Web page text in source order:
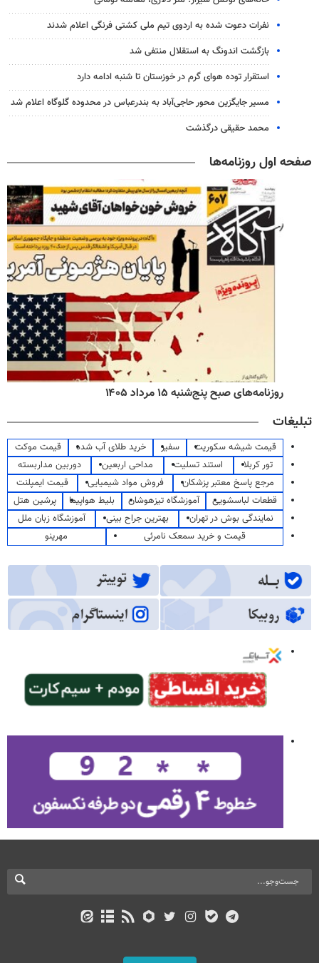
نفرات دعوت شده به اردوی تیم ملی کشتی فرنگی اعلام شدند
بازگشت اندونگ به استقلال منتفی شد
استقرار توده هوای گرم در خوزستان تا شنبه ادامه دارد
مسیر جایگزین محور حاجی‌آباد به بندرعباس در محدوده گلوگاه اعلام شد
محمد حقیقی درگذشت
صفحه اول روزنامه‌ها
روزنامه‌های صبح پنج‌شنبه ۱۵ مرداد ۱۴۰۵
تبلیغات
قیمت شیشه سکوریت سفیر خرید طلای آب شده
قیمت موکت
تور کربلا
استند تسلیت مداحی اربعین
دوربین مداربسته
مرجع پاسخ معتبر پزشکان
فروش مواد شیمیایی
قیمت ایمپلنت
قطعات لباسشویی
آموزشگاه تیزهوشان بلیط هواپیما
پرشین هتل
نمایندگی بوش در تهران
بهترین جراح بینی
آموزشگاه زبان ملل
قیمت و خرید سمعک نامرئی
مهرینو